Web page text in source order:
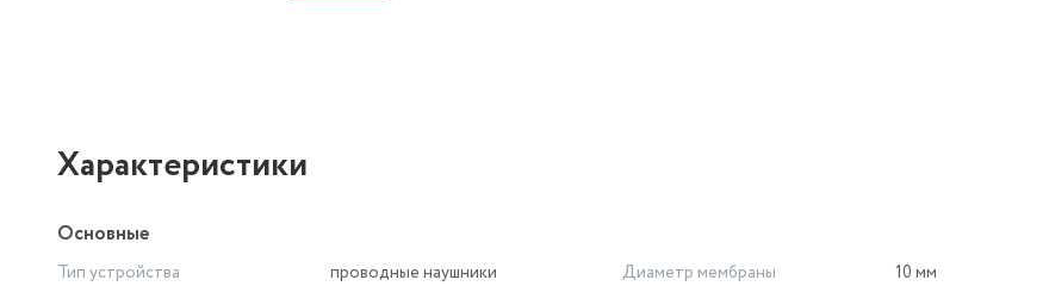
Характеристики
Основные
Тип устройства
проводные наушники
Диаметр мембраны
10 мм